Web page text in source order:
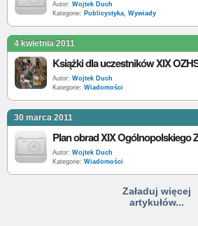
Autor: Wojtek Duch
Kategorie: Publicystyka, Wywiady
4 kwietnia 2011
Książki dla uczestników XIX
Autor: Wojtek Duch
Kategorie: Wiadomości
30 marca 2011
Autor: Wojtek Duch
Kategorie: Wiadomości
Załaduj więcej
artykułów...